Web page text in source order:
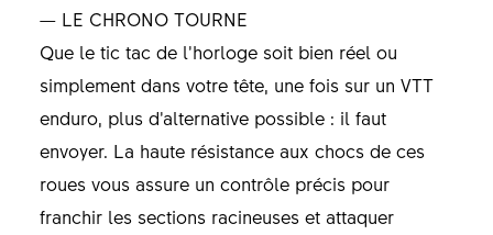
— LE CHRONO TOURNE
Que le tic tac de l’horloge soit bien réel ou
simplement dans votre tête, une fois sur un VTT
enduro, plus d’alternative possible : il faut
envoyer. La haute résistance aux chocs de ces
roues vous assure un contrôle précis pour
franchir les sections racineuses et attaquer